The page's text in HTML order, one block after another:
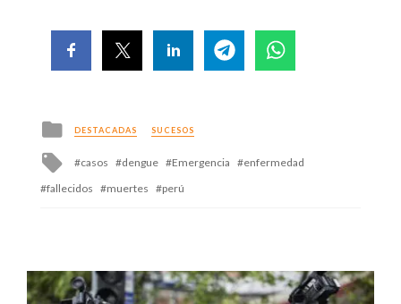
Posted
in
DESTACADAS SUCESOS
Tagged
casos dengue Emergencia
enfermedad
fallecidos
muertes perú